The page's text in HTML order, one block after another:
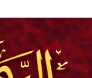
الوطنية: إطار قانوني